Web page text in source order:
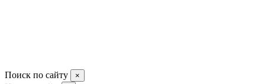
Поиск по сайту ×